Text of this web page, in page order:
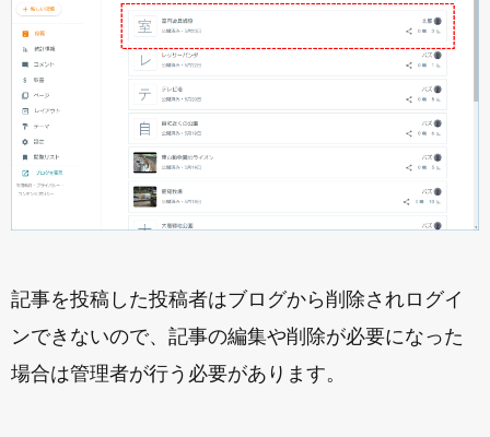
記事を投稿した投稿者はブログから削除されログイ
ンできないので、記事の編集や削除が必要になった
場合は管理者が行う必要があります。